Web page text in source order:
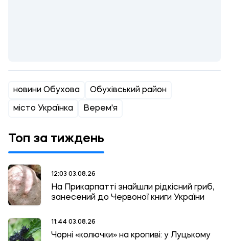
новини Обухова Обухівський район
місто Українка Верем'я
Топ за тиждень
12:03 03.08.26
На Прикарпатті знайшли рідкісний гриб,
занесений до Червоної книги України
11:44 03.08.26
Чорні «колючки» на кропиві: у Луцькому